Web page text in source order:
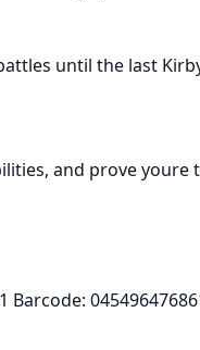
until the last
and prove
Barcode: